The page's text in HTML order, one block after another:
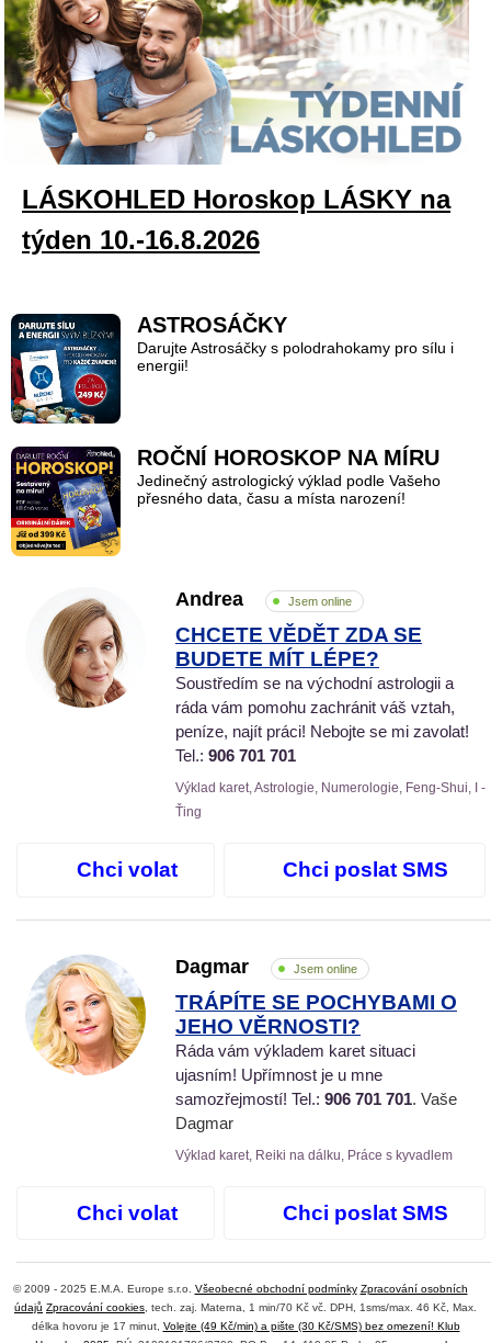
LÁSKOHLED Horoskop LÁSKY na
týden 10.-16.8.2026
ASTROSÁČKY
Darujte Astrosáčky s polodrahokamy pro sílu i
energii!
ROČNÍ HOROSKOP NA MÍRU
Jedinečný astrologický výklad podle Vašeho
přesného data, času a místa narození!
Andrea Jsem online
CHCETE VĚDĚT ZDA SE
BUDETE MÍT LÉPE?
Soustředím se na východní astrologii a
ráda vám pomohu zachránit váš vztah,
peníze, najít práci! Nebojte se mi zavolat!
Tel.: 906 701 701
Výklad karet, Astrologie, Numerologie, Feng-Shui, I -
Ťing
Chci volat Chci poslat SMS
Dagmar Jsem online
TRÁPÍTE SE POCHYBAMI O
JEHO VĚRNOSTI?
Ráda vám výkladem karet situaci
ujasním! Upřímnost je u mne
samozřejmostí! Tel.: 906 701 701. Vaše
Dagmar
Výklad karet, Reiki na dálku, Práce s kyvadlem
Chci volat Chci poslat SMS
© 2009 - 2025 E.M.A. Europe s.r.o. Všeobecné obchodní podmínky Zpracování osobních
údajů Zpracování cookies , tech. zaj. Materna, 1 min/70 Kč vč. DPH, 1sms/max. 46 Kč, Max.
délka hovoru je 17 minut, Volejte (49 Kč/min) a pište (30 Kč/SMS) bez omezení! Klub